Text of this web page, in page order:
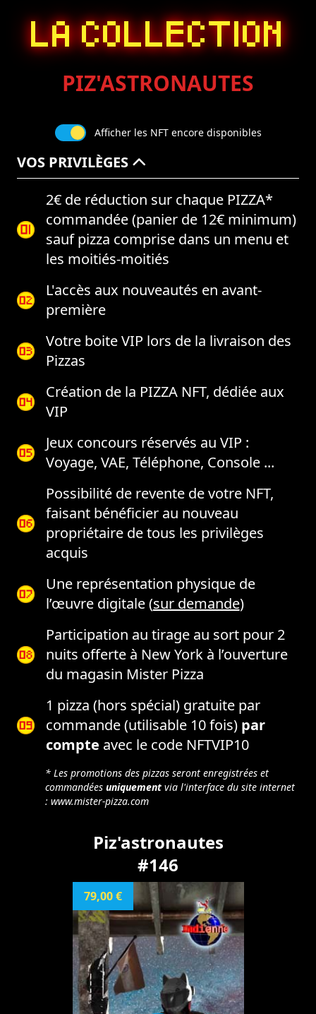
LA COLLECTION
PIZ'ASTRONAUTES
Afficher les NFT encore disponibles
VOS PRIVILÈGES
2€ de réduction sur chaque PIZZA*
commandée (panier de 12€ minimum)
sauf pizza comprise dans un menu et
les moitiés-moitiés
L'accès aux nouveautés en avant-
première
Votre boite VIP lors de la livraison des
Pizzas
Création de la PIZZA NFT, dédiée aux
VIP
Jeux concours réservés au VIP :
Voyage, VAE, Téléphone, Console ...
Possibilité de revente de votre NFT,
faisant bénéficier au nouveau
propriétaire de tous les privilèges
acquis
Une représentation physique de
l’œuvre digitale (sur demande)
Participation au tirage au sort pour 2
nuits offerte à New York à l’ouverture
du magasin Mister Pizza
1 pizza (hors spécial) gratuite par
commande (utilisable 10 fois) par
compte avec le code NFTVIP10
* Les promotions des pizzas seront enregistrées et
commandées uniquement via l'interface du site internet
: www.mister-pizza.com
Piz'astronautes
#146
79,00 €